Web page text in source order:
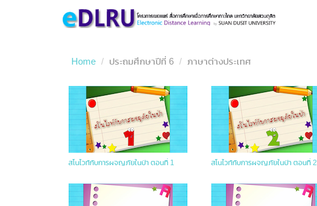
Home ประถมศึกษาปีที่ 6 ภาษาต่างประเทศ
สโนไวท์กับการผจญภัยในป่า ตอนที่ 1 สโนไวท์กับการผจญภัยในป่า ตอนที่ 2